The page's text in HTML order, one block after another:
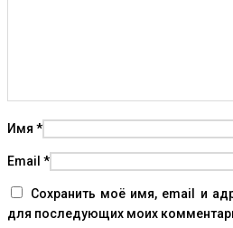
Имя *
Email *
Сохранить моё имя, email и
для последующих моих